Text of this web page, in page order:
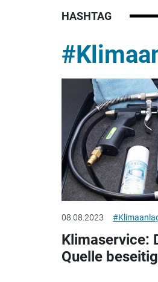
HASHTAG
08.08.2023
Klimaservice:
Quelle